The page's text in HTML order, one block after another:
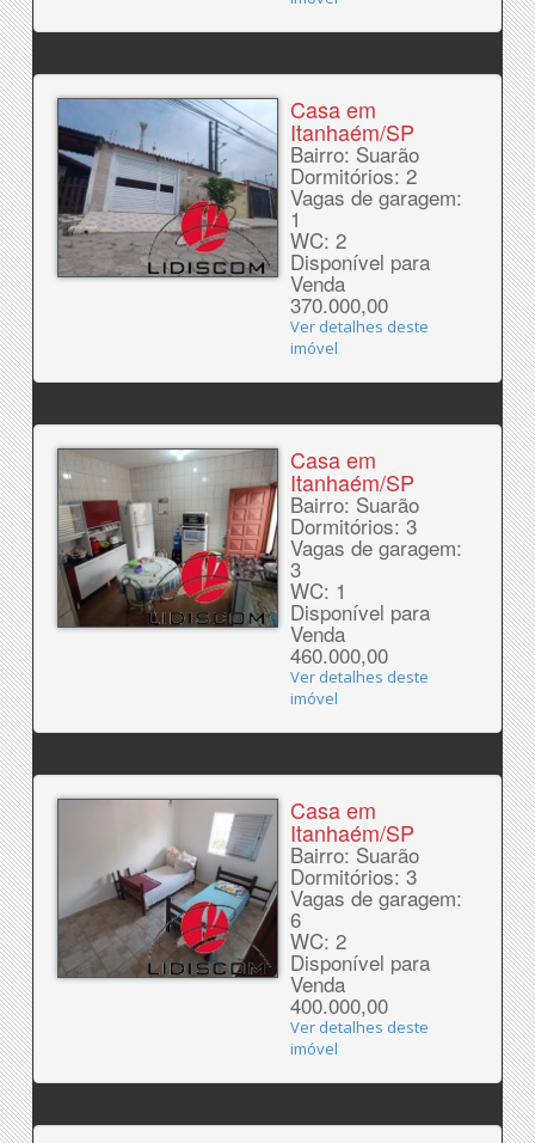
Casa em
Itanhaém/SP
Bairro: Suarão
Dormitórios: 2
Vagas de garagem:
1
WC: 2
Disponível para
Venda
370.000,00
Ver detalhes deste
imóvel
Casa em
Itanhaém/SP
Bairro: Suarão
Dormitórios: 3
Vagas de garagem:
3
WC: 1
Disponível para
Venda
460.000,00
Ver detalhes deste
imóvel
Casa em
Itanhaém/SP
Bairro: Suarão
Dormitórios: 3
Vagas de garagem:
6
WC: 2
Disponível para
Venda
400.000,00
Ver detalhes deste
imóvel